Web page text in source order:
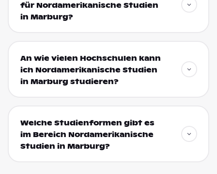
für Nordamerikanische Studien
in Marburg?
An wie vielen Hochschulen kann
ich Nordamerikanische Studien
in Marburg studieren?
Welche Studienformen gibt es
im Bereich Nordamerikanische
Studien in Marburg?